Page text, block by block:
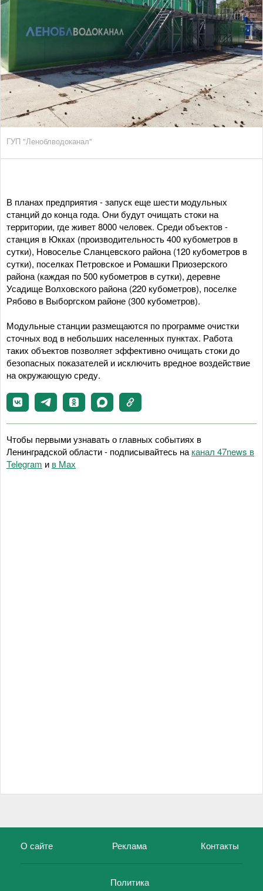
ГУП "Леноблводоканал"
В планах предприятия - запуск еще шести модульных
станций до конца года. Они будут очищать стоки на
территории, где живет 8000 человек. Среди объектов -
станция в Юкках (производительность 400 кубометров в
сутки), Новоселье Сланцевского района (120 кубометров в
сутки), поселках Петровское и Ромашки Приозерского
района (каждая по 500 кубометров в сутки), деревне
Усадище Волховского района (220 кубометров), поселке
Рябово в Выборгском районе (300 кубометров).
Модульные станции размещаются по программе очистки
сточных вод в небольших населенных пунктах. Работа
таких объектов позволяет эффективно очищать стоки до
безопасных показателей и исключить вредное воздействие
на окружающую среду.
Чтобы первыми узнавать о главных событиях в
Ленинградской области - подписывайтесь на канал 47news в
Telegram и в Maх
О сайте Реклама Контакты
Политика